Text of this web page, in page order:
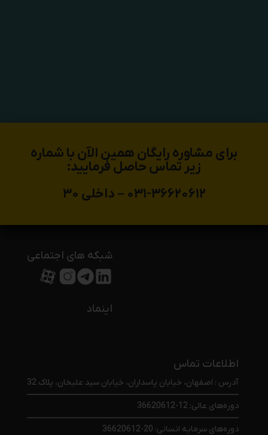
برای مشاوره رایگان همین الآن با شماره
زیر تماس حاصل فرمایید:
۰۳۱-۳۶۶۲۰۶۱۲ – داخلی ۳۰
شبکه های اجتماعی
اینماد
اطلاعات تماس
آدرس : اصفهان، خیابان پاسداران، خیابان سید علیخان، پلاک 32
دوره‌های عالی: 12-36620612
دوره‌های سرمایه انسانی: 20-36620612